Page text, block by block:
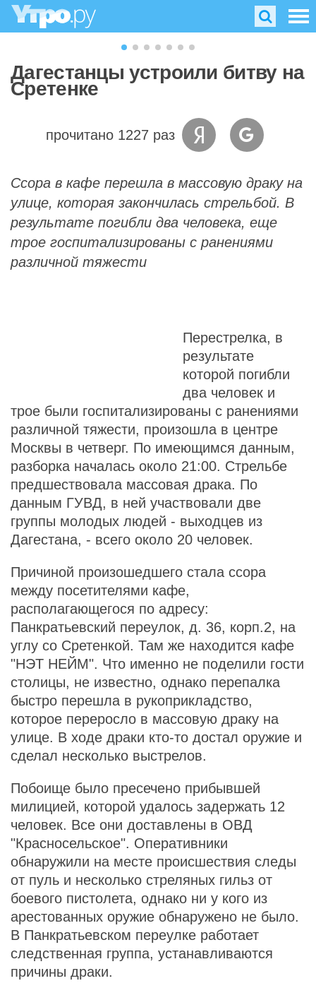
Дагестанцы устроили битву на
Сретенке
прочитано 1227 раз
Ссора в кафе перешла в массовую драку на
улице, которая закончилась стрельбой. В
результате погибли два человека, еще
трое госпитализированы с ранениями
различной тяжести
Перестрелка, в
результате
которой погибли
два человек и
трое были госпитализированы с ранениями
различной тяжести, произошла в центре
Москвы в четверг. По имеющимся данным,
разборка началась около 21:00. Стрельбе
предшествовала массовая драка. По
данным ГУВД, в ней участвовали две
группы молодых людей - выходцев из
Дагестана, - всего около 20 человек.
Причиной произошедшего стала ссора
между посетителями кафе,
располагающегося по адресу:
Панкратьевский переулок, д. 36, корп.2, на
углу со Сретенкой. Там же находится кафе
"НЭТ НЕЙМ". Что именно не поделили гости
столицы, не известно, однако перепалка
быстро перешла в рукоприкладство,
которое переросло в массовую драку на
улице. В ходе драки кто-то достал оружие и
сделал несколько выстрелов.
Побоище было пресечено прибывшей
милицией, которой удалось задержать 12
человек. Все они доставлены в ОВД
"Красносельское". Оперативники
обнаружили на месте происшествия следы
от пуль и несколько стреляных гильз от
боевого пистолета, однако ни у кого из
арестованных оружие обнаружено не было.
В Панкратьевском переулке работает
следственная группа, устанавливаются
причины драки.